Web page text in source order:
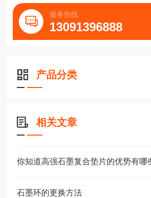
服务热线
13091396888
产品分类
相关文章
你知道高强石墨复合垫片的优势有哪
石墨环的更换方法